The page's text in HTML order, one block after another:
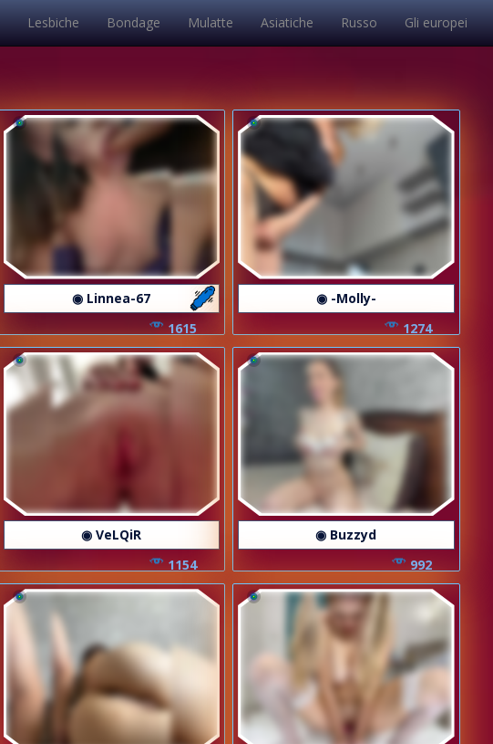
Lesbiche Bondage Mulatte Asiatiche Russo Gli europei
◉ Linnea-67
1615
◉ -Molly-
1274
◉ VeLQiR
1154
◉ Buzzyd
992